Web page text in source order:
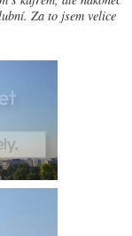
Za to jsem velice